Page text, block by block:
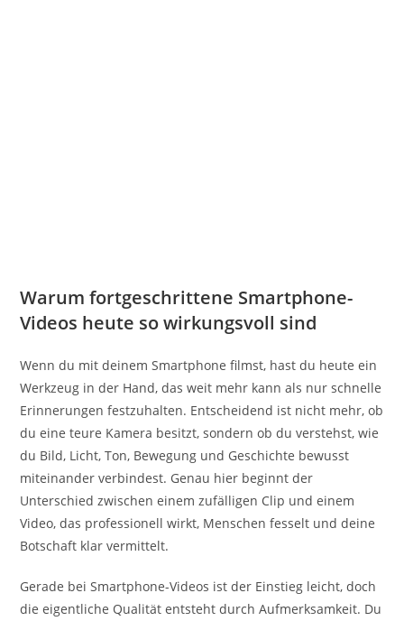
Warum fortgeschrittene Smartphone-
Videos heute so wirkungsvoll sind
Wenn du mit deinem Smartphone filmst, hast du heute ein
Werkzeug in der Hand, das weit mehr kann als nur schnelle
Erinnerungen festzuhalten. Entscheidend ist nicht mehr, ob
du eine teure Kamera besitzt, sondern ob du verstehst, wie
du Bild, Licht, Ton, Bewegung und Geschichte bewusst
miteinander verbindest. Genau hier beginnt der
Unterschied zwischen einem zufälligen Clip und einem
Video, das professionell wirkt, Menschen fesselt und deine
Botschaft klar vermittelt.
Gerade bei Smartphone-Videos ist der Einstieg leicht, doch
die eigentliche Qualität entsteht durch Aufmerksamkeit. Du